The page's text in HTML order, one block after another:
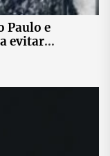
Paulo e
evitar